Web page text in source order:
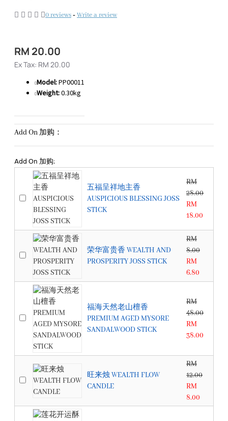
0 reviews-Write a review
RM 20.00
Ex Tax: RM 20.00
Model:PP00011
Weight:0.30kg
Add On 加购：
Add On 加购:
五福呈祥地主香
AUSPICIOUS BLESSING JOSS
STICK
RM
28.00
RM
18.00
荣华富贵香 WEALTH AND
PROSPERITY JOSS STICK
RM
8.00
RM
6.80
福海天然老山檀香
PREMIUM AGED MYSORE
SANDALWOOD STICK
RM
48.00
RM
38.00
旺来烛 WEALTH FLOW
CANDLE
RM
12.00
RM
8.00